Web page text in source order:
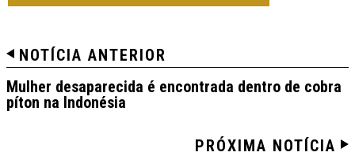
NOTÍCIA ANTERIOR
Mulher desaparecida é encontrada dentro de cobra
píton na Indonésia
PRÓXIMA NOTÍCIA